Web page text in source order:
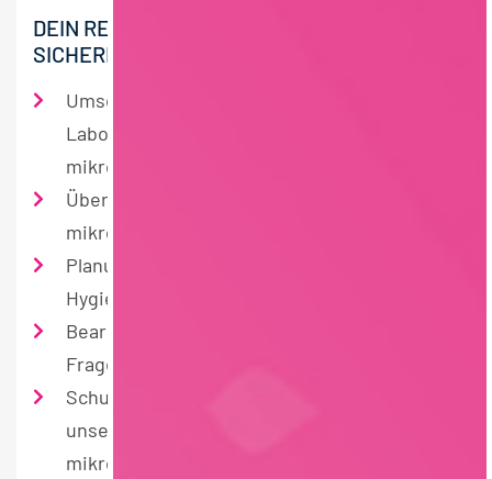
DEIN REVIER: KEIME VERSTEHEN, QUALITÄT
SICHERN, WISSEN TEILEN
Umsetzung und Überwachung der
Laborsicherheit in unserem
mikrobiologischen Labor (Schutzstufe 2)
Überprüfung, Pflege und Weiterentwicklung
mikrobiologischer Untersuchungsmethoden
Planung, Durchführung und Auswertung des
Hygienemonitorings im Betrieb
Bearbeitung lebensmittelrechtlicher
Fragestellungen
Schulung und fachliche Unterstützung
unserer Mitarbeiter*innen im
mikrobiologischen Bereich